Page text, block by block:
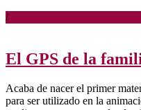
/
El GPS de la
Acaba de nacer el primer
para ser utilizado en la